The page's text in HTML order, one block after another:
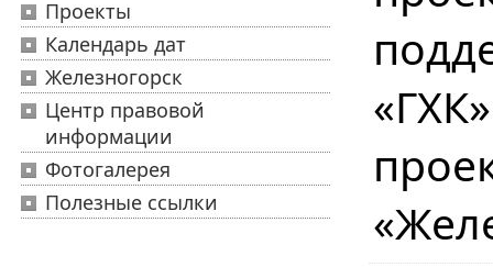
Проекты
Календарь дат
Железногорск
Центр правовой
информации
Фотогалерея
Полезные ссылки